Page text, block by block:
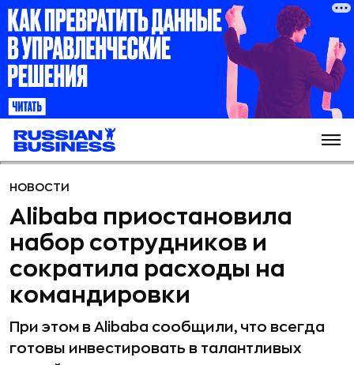
НОВОСТИ
Alibaba приостановила
набор сотрудников и
сократила расходы на
командировки
При этом в Alibaba сообщили, что всегда
готовы инвестировать в талантливых